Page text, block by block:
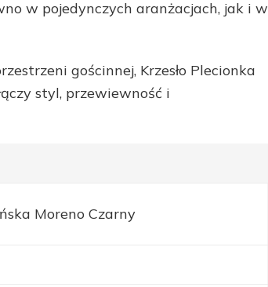
w pojedynczych aranżacjach, jak i w
gościnnej, Krzesło Plecionka
styl, przewiewność i
Moreno Czarny